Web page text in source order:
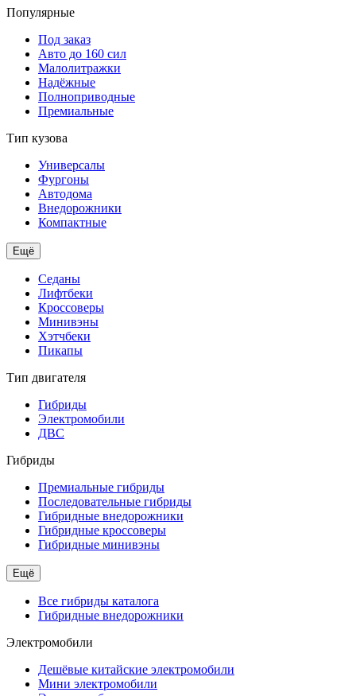
Популярные
Под заказ
Авто до 160 сил
Малолитражки
Надёжные
Полноприводные
Премиальные
Тип кузова
Универсалы
Фургоны
Автодома
Внедорожники
Компактные
Ещё
Седаны
Лифтбеки
Кроссоверы
Минивэны
Хэтчбеки
Пикапы
Тип двигателя
Гибриды
Электромобили
ДВС
Гибриды
Премиальные гибриды
Последовательные гибриды
Гибридные внедорожники
Гибридные кроссоверы
Гибридные минивэны
Ещё
Все гибриды каталога
Гибридные внедорожники
Электромобили
Дешёвые китайские электромобили
Мини электромобили